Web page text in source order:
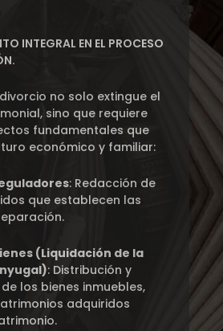
INTEGRAL EN EL PROCESO
no solo extingue el
sino que requiere
fundamentales que
económico y familiar:
: Redacción de
que establecen las
(Liquidación de la
: Distribución y
los bienes inmuebles,
adquiridos